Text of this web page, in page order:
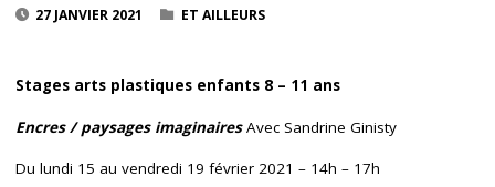
27 JANVIER 2021 ET AILLEURS
Stages arts plastiques enfants 8 – 11 ans
Encres / paysages imaginairesAvec Sandrine Ginisty
Du lundi 15 au vendredi 19 février 2021 – 14h – 17h